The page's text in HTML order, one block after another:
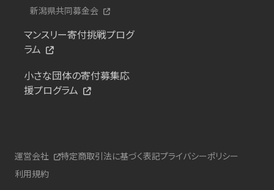
新潟県共同募金会
マンスリー寄付挑戦プログ
ラム
小さな団体の寄付募集応
援プログラム
運営会社 特定商取引法に基づく表記プライバシーポリシー
利用規約